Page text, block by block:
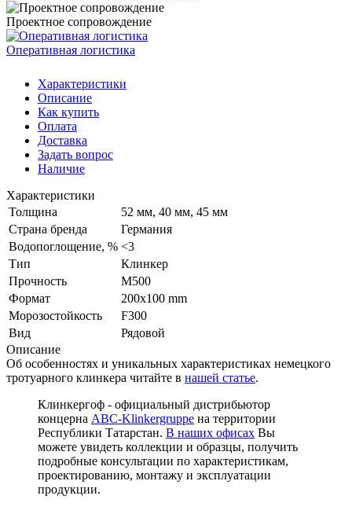
Проектное сопровождение
Оперативная логистика
Характеристики
Описание
Как купить
Оплата
Доставка
Задать вопрос
Наличие
Характеристики
Толщина
52 мм, 40 мм, 45 мм
Страна бренда
Германия
Водопоглощение, % <3
Тип
Клинкер
Прочность
М500
Формат
200x100 mm
Морозостойкость
F300
Вид
Рядовой
Описание
Об особенностях и уникальных характеристиках немецкого
тротуарного клинкера читайте в нашей статье.
Клинкергоф - официальный дистрибьютор
концерна ABC-Klinkergruppe на территории
Республики Татарстан. В наших офисах Вы
можете увидеть коллекции и образцы, получить
подробные консультации по характеристикам,
проектированию, монтажу и эксплуатации
продукции.